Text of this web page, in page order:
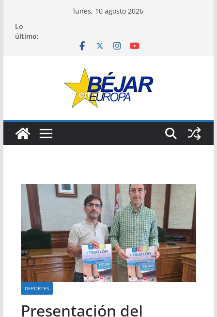
contenido
lunes, 10 agosto 2026
Lo
último:
DEPORTES
Presentación deI